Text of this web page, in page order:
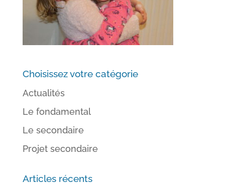
Choisissez votre catégorie
Actualités
Le fondamental
Le secondaire
Projet secondaire
Articles récents